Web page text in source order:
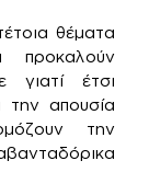
θέματα
προκαλούν
γιατί έτσι
την απουσία
την